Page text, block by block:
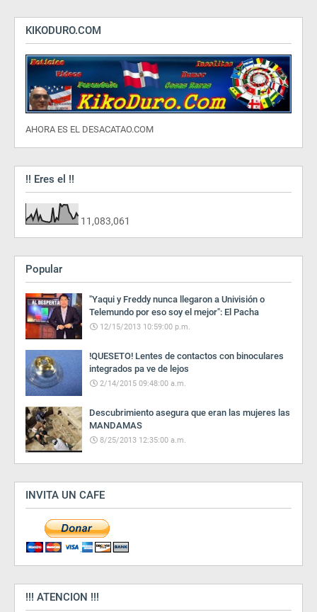
KIKODURO.COM
AHORA ES EL DESACATAO.COM
!! Eres el !!
11,083,061
Popular
"Yaqui y Freddy nunca llegaron a Univisión o
Telemundo por eso soy el mejor": El Pacha
12/15/2013 10:59:00 p.m.
!QUESETO! Lentes de contactos con binoculares
integrados pa ve de lejos
2/14/2015 09:48:00 a.m.
Descubrimiento asegura que eran las mujeres las
MANDAMAS
8/25/2013 12:35:00 a.m.
INVITA UN CAFE
!!! ATENCION !!!